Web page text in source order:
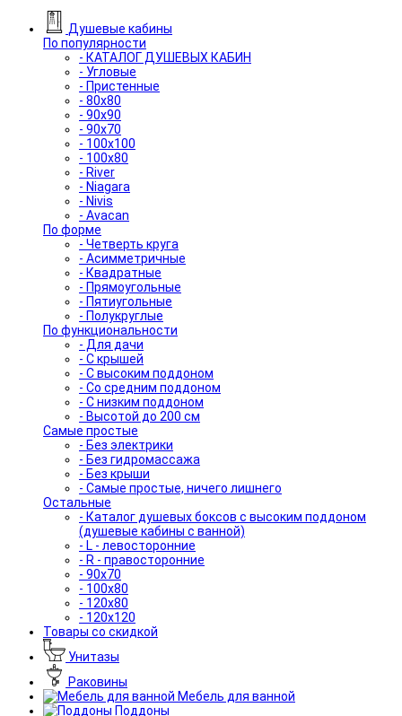
Душевые кабины
По популярности
- КАТАЛОГ ДУШЕВЫХ КАБИН
- Угловые
- Пристенные
- 80x80
- 90x90
- 90x70
- 100x100
- 100x80
- River
- Niagara
- Nivis
- Avacan
По форме
- Четверть круга
- Асимметричные
- Квадратные
- Прямоугольные
- Пятиугольные
- Полукруглые
По функциональности
- Для дачи
- С крышей
- С высоким поддоном
- Со средним поддоном
- С низким поддоном
- Высотой до 200 см
Самые простые
- Без электрики
- Без гидромассажа
- Без крыши
- Самые простые, ничего лишнего
Остальные
- Каталог душевых боксов с высоким поддоном
(душевые кабины с ванной)
- L - левосторонние
- R - правосторонние
- 90x70
- 100x80
- 120x80
- 120x120
Товары со скидкой
Унитазы
Раковины
Мебель для ванной
Поддоны